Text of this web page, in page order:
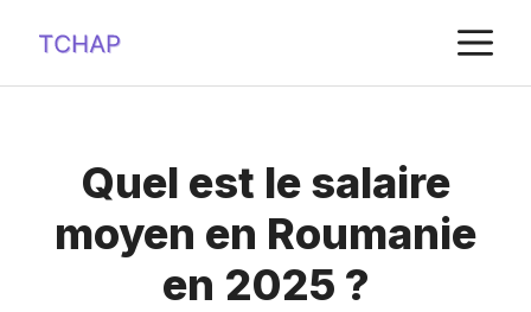
contenu
Quel est le salaire
moyen en Roumanie
en 2025 ?